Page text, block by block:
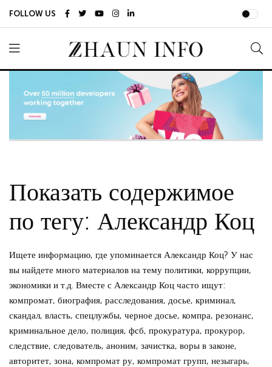
FOLLOW US
Показать содержимое
по тегу: Александр Коц
Ищете информацию, где упоминается Александр Коц? У нас
вы найдете много материалов на тему политики, коррупции,
экономики и т.д. Вместе с Александр Коц часто ищут:
компромат, биография, расследования, досье, криминал,
скандал, власть, спецлужбы, черное досье, компра, резонанс,
криминальное дело, полиция, фсб, прокуратура, прокурор,
следствие, следователь, аноним, зачистка, воры в законе,
авторитет, зона, компромат ру, компромат групп, незыгарь,